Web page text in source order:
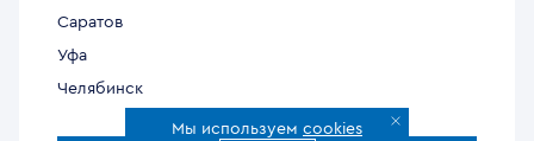
Саратов
Уфа
Челябинск
Мы используем cookies